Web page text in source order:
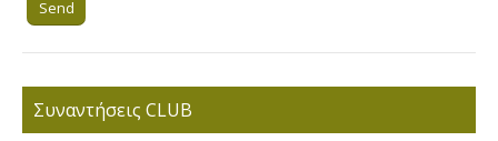
Συναντήσεις CLUB